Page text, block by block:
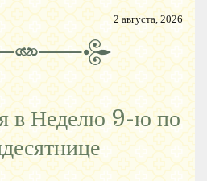
2 августа, 2026
в Неделю 9-ю по